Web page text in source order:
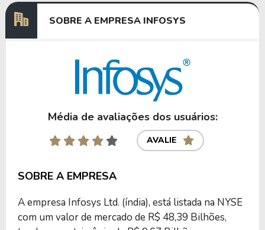
SOBRE A EMPRESA INFOSYS
Média de avaliações dos usuários:
AVALIE
SOBRE A EMPRESA
A empresa Infosys Ltd. (índia), está listada na NYSE
com um valor de mercado de R$ 48,39 Bilhões,